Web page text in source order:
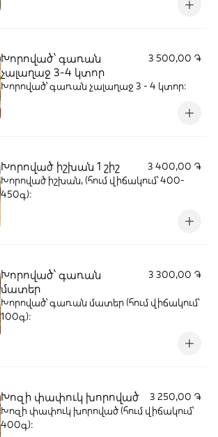
Խորոված՝ գառան
չալաղաջ 3-4 կտոր
3 500,00 ֏
Խորոված՝ գառան չալաղաջ 3 - 4 կտոր:
Խորոված իշխան 1 շիշ
3 400,00 ֏
Խորոված իշխան, (հում վիճակում՝ 400-
450գ):
Խորոված՝ գառան
մատեր
3 300,00 ֏
Խորոված՝ գառան մատեր (հում վիճակում՝
100գ):
Խոզի փափուկ խորոված
3 250,00 ֏
Խոզի փափուկ խորոված (հում վիճակում՝
400գ):